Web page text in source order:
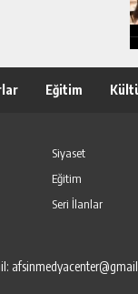
Eğitim
Siyaset
Eğitim
Seri İlanlar